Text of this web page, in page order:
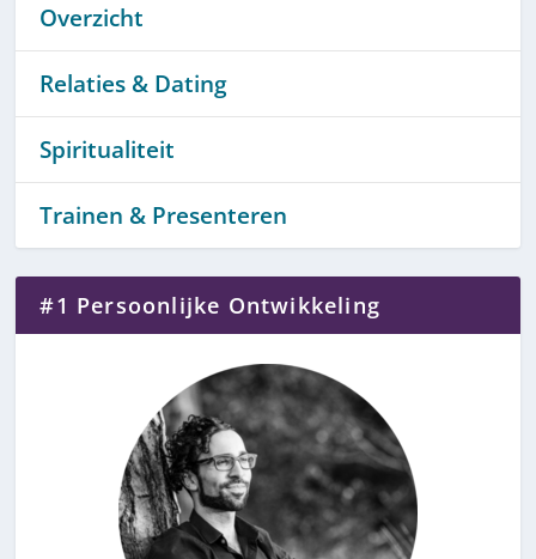
Overzicht
Relaties & Dating
Spiritualiteit
Trainen & Presenteren
#1 Persoonlijke Ontwikkeling